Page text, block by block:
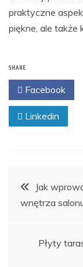
praktyczne
piękne, ale także
SHARE
Facebook
Linkedin
Nawigacja
wpisu
Jak
wnętrza
Płyty